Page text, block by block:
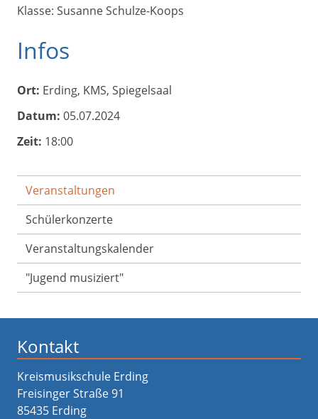
Veranstaltungen
Schülerkonzerte
Veranstaltungs­kalender
"Jugend musiziert"
Klasse: Susanne Schulze-Koops
Infos
Ort: Erding, KMS, Spiegelsaal
Datum: 05.07.2024
Zeit: 18:00
Kontakt
Kreismusikschule Erding
Freisinger Straße 91
85435 Erding